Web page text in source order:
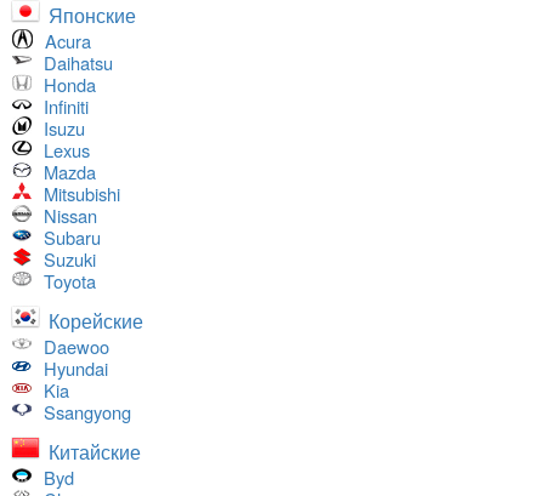
Японские
Acura
Daihatsu
Honda
Infiniti
Isuzu
Lexus
Mazda
Mitsubishi
Nissan
Subaru
Suzuki
Toyota
Корейские
Daewoo
Hyundai
Kia
Ssangyong
Китайские
Byd